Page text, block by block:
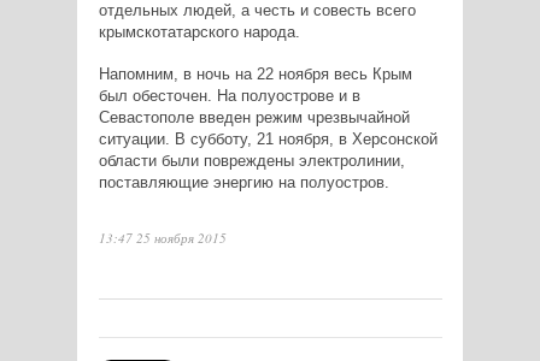
отдельных людей, а честь и совесть всего
крымскотатарского народа.
Напомним, в ночь на 22 ноября весь Крым
был обесточен. На полуострове и в
Севастополе введен режим чрезвычайной
ситуации. В субботу, 21 ноября, в Херсонской
области были повреждены электролинии,
поставляющие энергию на полуостров.
13:47 25 ноября 2015